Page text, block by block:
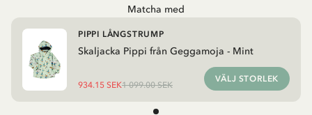
Matcha med
Skaljacka Pippi från Geggamoja - Mint
PIPPI LÅNGSTRUMP
934.15 SEK1 099.00 SEK
VÄLJ STORLEK